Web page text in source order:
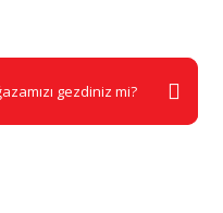
gezdiniz mi?